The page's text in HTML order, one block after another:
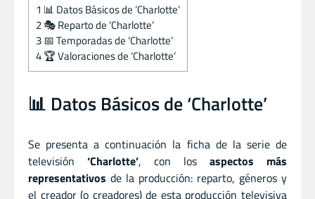
1 📊 Datos Básicos de ‘Charlotte’
2🎭 Reparto de ‘Charlotte’
3📅 Temporadas de ‘Charlotte’
4🏆 Valoraciones de ‘Charlotte’
📊 Datos Básicos de ‘Charlotte’
Se presenta a continuación la ficha de la serie de
televisión ‘Charlotte’, con los aspectos más
representativos de la producción: reparto, géneros y
el creador (o creadores) de esta producción televisiva